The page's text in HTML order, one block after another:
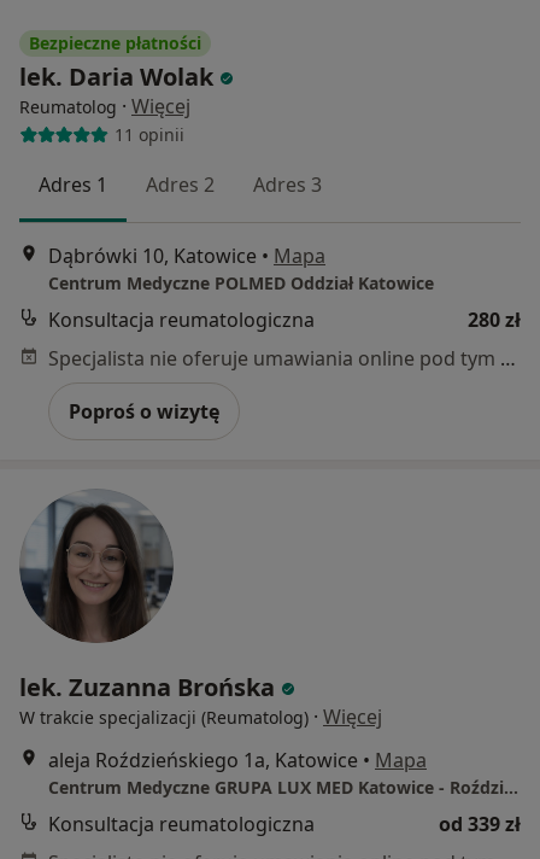
Bezpieczne płatności
lek. Daria Wolak
Reumatolog · Więcej
11 opinii
Adres 1 Adres 2 Adres 3
Dąbrówki 10, Katowice • Mapa
Centrum Medyczne POLMED Oddział Katowice
Konsultacja reumatologiczna
280 zł
Specjalista nie oferuje umawiania online pod tym adresem.
Poproś o wizytę
lek. Zuzanna Brońska
W trakcie specjalizacji (Reumatolog) · Więcej
aleja Roździeńskiego 1a, Katowice • Mapa
Centrum Medyczne GRUPA LUX MED Katowice - Roździeńskiego 1A
Konsultacja reumatologiczna
od 339 zł